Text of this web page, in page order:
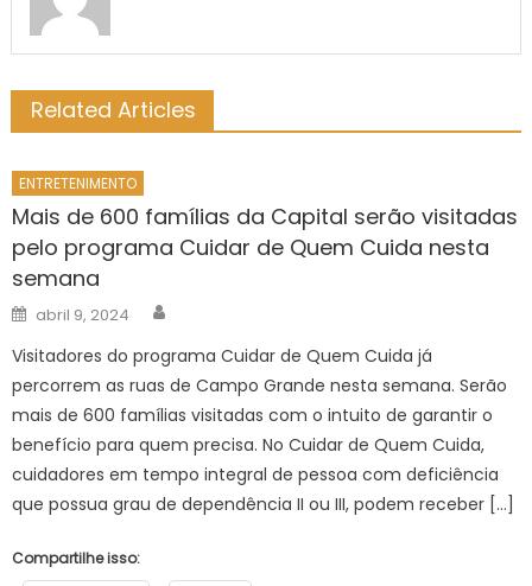
Related Articles
ENTRETENIMENTO
Mais de 600 famílias da Capital serão visitadas
pelo programa Cuidar de Quem Cuida nesta
semana
Posted
on
abril 9, 2024
Visitadores do programa Cuidar de Quem Cuida já
percorrem as ruas de Campo Grande nesta semana. Serão
mais de 600 famílias visitadas com o intuito de garantir o
benefício para quem precisa. No Cuidar de Quem Cuida,
cuidadores em tempo integral de pessoa com deficiência
que possua grau de dependência II ou III, podem receber […]
Compartilhe isso: